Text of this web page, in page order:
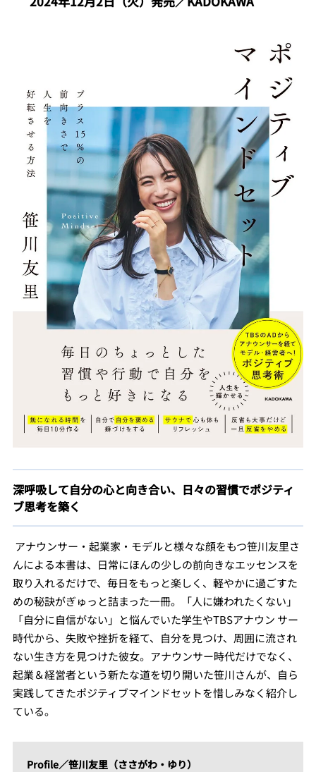
深呼吸して自分の心と向き合い、日々の習慣でポジティ
ブ思考を築く
アナウンサー・起業家・モデルと様々な顔をもつ笹川友里さ
んによる本書は、日常にほんの少しの前向きなエッセンスを
取り入れるだけで、毎日をもっと楽しく、軽やかに過ごすた
めの秘訣がぎゅっと詰まった一冊。「人に嫌われたくない」
「自分に自信がない」と悩んでいた学生やTBSアナウン サー
時代から、失敗や挫折を経て、自分を見つけ、周囲に流され
ない生き方を見つけた彼女。アナウンサー時代だけでなく、
起業＆経営者という新たな道を切り開いた笹川さんが、自ら
実践してきたポジティブマインドセットを惜しみなく紹介し
ている。
Profile／笹川友里（ささがわ・ゆり）